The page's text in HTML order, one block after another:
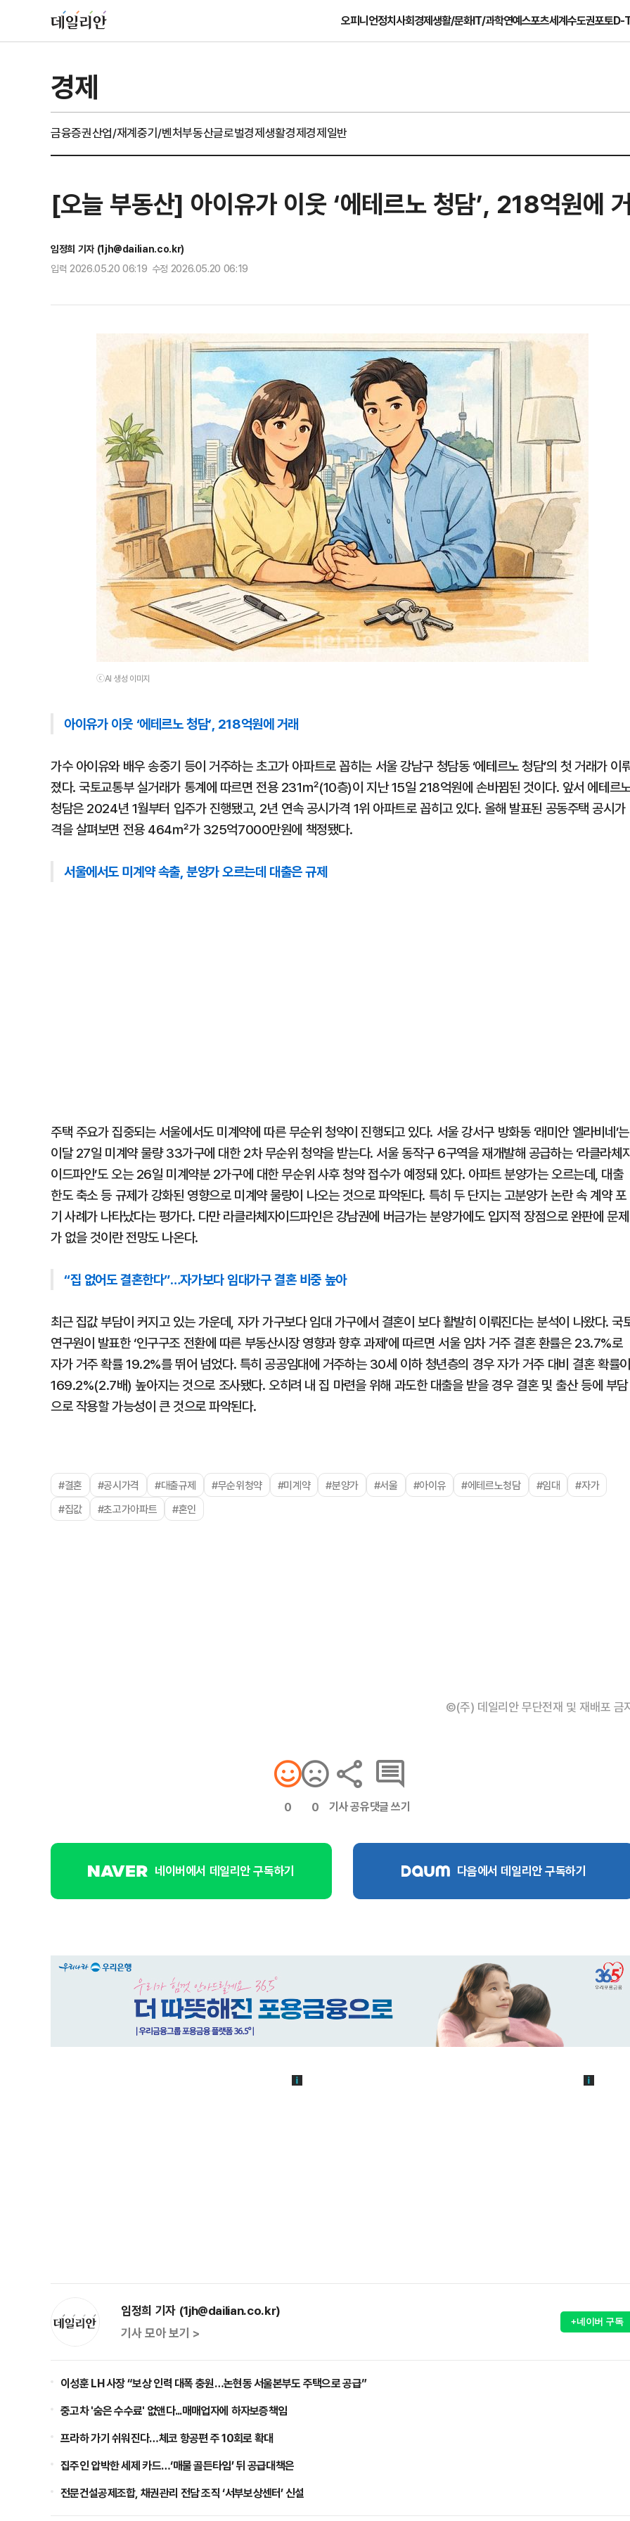
오피니언정치사회경제생활/문화IT/과학연예스포츠세계수도권포토D-
경제
금융증권산업/재계중기/벤처부동산글로벌경제생활경제경제일반
[오늘 부동산] 아이유가 이웃 ‘에테르노 청담’, 218억원에
임정희 기자 (1jh@dailian.co.kr)
입력 2026.05.20 06:19 수정 2026.05.20 06:19
ⓒAI 생성 이미지
아이유가 이웃 ‘에테르노 청담’, 218억원에 거래
가수 아이유와 배우 송중기 등이 거주하는 초고가 아파트로 꼽히는 서울 강남구 청담동 ‘에테르노 청담’의 첫 거래가 이
졌다. 국토교통부 실거래가 통계에 따르면 전용 231㎡(10층)이 지난 15일 218억원에 손바뀜된 것이다. 앞서 에테르
청담은 2024년 1월부터 입주가 진행됐고, 2년 연속 공시가격 1위 아파트로 꼽히고 있다. 올해 발표된 공동주택 공시가
격을 살펴보면 전용 464㎡가 325억7000만원에 책정됐다.
서울에서도 미계약 속출, 분양가 오르는데 대출은 규제
주택 주요가 집중되는 서울에서도 미계약에 따른 무순위 청약이 진행되고 있다. 서울 강서구 방화동 ‘래미안 엘라비네’는
이달 27일 미계약 물량 33가구에 대한 2차 무순위 청약을 받는다. 서울 동작구 6구역을 재개발해 공급하는 ‘라클라체
이드파인’도 오는 26일 미계약분 2가구에 대한 무순위 사후 청약 접수가 예정돼 있다. 아파트 분양가는 오르는데, 대출
한도 축소 등 규제가 강화된 영향으로 미계약 물량이 나오는 것으로 파악된다. 특히 두 단지는 고분양가 논란 속 계약 포
기 사례가 나타났다는 평가다. 다만 라클라체자이드파인은 강남권에 버금가는 분양가에도 입지적 장점으로 완판에 문제
가 없을 것이란 전망도 나온다.
“집 없어도 결혼한다”…자가보다 임대가구 결혼 비중 높아
최근 집값 부담이 커지고 있는 가운데, 자가 가구보다 임대 가구에서 결혼이 보다 활발히 이뤄진다는 분석이 나왔다. 국
연구원이 발표한 ‘인구구조 전환에 따른 부동산시장 영향과 향후 과제’에 따르면 서울 임차 거주 결혼 환률은 23.7%로
자가 거주 확률 19.2%를 뛰어 넘었다. 특히 공공임대에 거주하는 30세 이하 청년층의 경우 자가 거주 대비 결혼 확률이
169.2%(2.7배) 높아지는 것으로 조사됐다. 오히려 내 집 마련을 위해 과도한 대출을 받을 경우 결혼 및 출산 등에 부담
으로 작용할 가능성이 큰 것으로 파악된다.
#결혼 #공시가격 #대출규제 #무순위청약 #미계약 #분양가 #서울 #아이유 #에테르노청담 #임대
#자가
#집값
#초고가아파트 #혼인
©(주) 데일리안 무단전재 및 재배포 금
0 0 기사 공유댓글 쓰기
네이버에서 데일리안 구독하기 다음에서 데일리안 구독하기
임정희 기자 (1jh@dailian.co.kr)
기사 모아 보기 >
+네이버 구독
이성훈 LH 사장 “보상 인력 대폭 충원…논현동 서울본부도 주택으로 공급”
중고차 '숨은 수수료' 없앤다...매매업자에 하자보증책임
프라하 가기 쉬워진다…체코 항공편 주 10회로 확대
집주인 압박한 세제 카드…‘매물 골든타임’ 뒤 공급대책은
전문건설공제조합, 채권관리 전담 조직 ‘서부보상센터’ 신설
"우리가 지지했던 인간들이
다" 허지웅 일침
2
기껏 생수 보냈더니 "화장실
다"...日 누리꾼 발언 ‘역풍’
3
“21세기 고려장인가”…정부
에 원성 폭발
4
국민 75.6% "탈영 의혹 안규
해야"…천하람 "병적기록 즉
5
​"정청래 당선이 차라리 낫다
내부서 나오는 이색 셈법